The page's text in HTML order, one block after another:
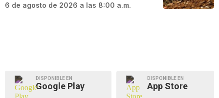
6 de agosto de 2026 a las 8:00 a.m.
DISPONIBLE EN
Google Play
DISPONIBLE EN
App Store